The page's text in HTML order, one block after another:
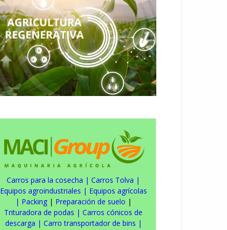
Carros para la cosecha | Carros Tolva |
Equipos agroindustriales | Equipos agrícolas
| Packing| Preparación de suelo |
Trituradora de podas | Carros cónicos de
descarga | Carro transportador de bins |